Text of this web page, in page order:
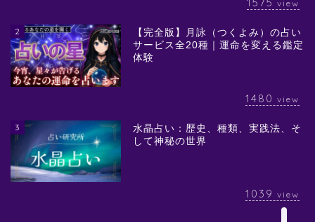
1575 view
2
【完全版】月詠（つくよみ）の占い
サービス全20種｜運命を変える鑑定
体験
1480 view
3
水晶占い：歴史、種類、実践法、そ
して神秘の世界
1039 view